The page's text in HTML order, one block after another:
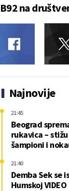
B92 na
Najnovije
Beograd
rukavica –
šampioni i
21:45
Demba Sek se
Humskoj VIDEO
21:40